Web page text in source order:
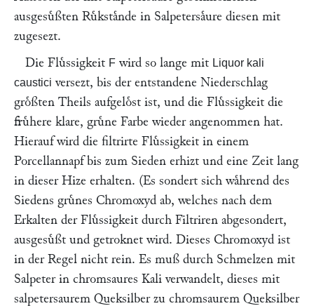
ausgesuͤßten Ruͤkstaͤnde in Salpetersaͤure diesen mit
zugesezt.
Die Fluͤssigkeit F wird so lange mit Liquor kali
caustici versezt, bis der entstandene Niederschlag
groͤßten Theils aufgeloͤst ist, und die Fluͤssigkeit die
fruͤhere klare, gruͤne Farbe wieder angenommen hat.
Hierauf wird die filtrirte Fluͤssigkeit in einem
Porcellannapf bis zum Sieden erhizt und eine Zeit lang
in dieser Hize erhalten. (Es sondert sich waͤhrend des
Siedens gruͤnes Chromoxyd ab, welches nach dem
Erkalten der Fluͤssigkeit durch Filtriren abgesondert,
ausgesuͤßt und getroknet wird. Dieses Chromoxyd ist
in der Regel nicht rein. Es muß durch Schmelzen mit
Salpeter in chromsaures Kali verwandelt, dieses mit
salpetersaurem Queksilber zu chromsaurem Queksilber